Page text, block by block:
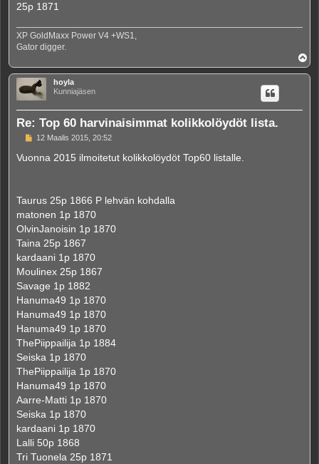
25p 1871
XP GoldMaxx Power V4 +WS1,
Gator digger.
l
ö
hoyla
Kunniajäsen
Re: Top 60 harvinaisimmat kolikkolöydöt lista.
V
e
12 Maalis 2015, 20:52
Vuonna 2015 ilmoitetut kolikkolöydöt Top60 listalle.
Taurus 25p 1866 P lehvän kohdalla
matonen 1p 1870
OlvinJanoisin 1p 1870
Taina 25p 1867
kardaani 1p 1870
Moulinex 25p 1867
Savage 1p 1882
Hanuma49 1p 1870
Hanuma49 1p 1870
Hanuma49 1p 1870
ThePiippailija 1p 1884
Seiska 1p 1870
ThePiippailija 1p 1870
Hanuma49 1p 1870
Aarre-Matti 1p 1870
Seiska 1p 1870
kardaani 1p 1870
Lalli 50p 1868
Tri Tuonela 25p 1871